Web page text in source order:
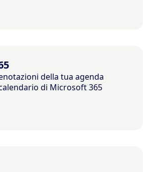
della tua agenda
di Microsoft 365